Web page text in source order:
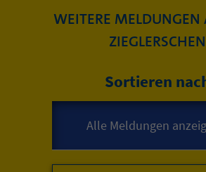
WEITERE MELDUNGEN
ZIEGLERSCHEN
Sortieren